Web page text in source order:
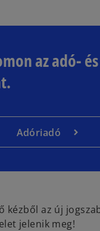
az adó-
Adóriadó
kézből az új
jelenik meg!